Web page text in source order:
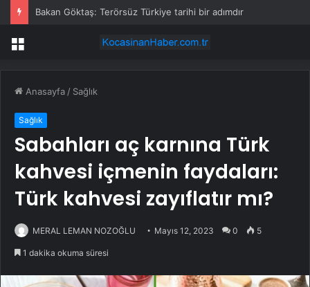
Bakan Göktaş: Terörsüz Türkiye tarihi bir adımdır
Menü
Anasayfa / Sağlık
Sağlık
Sabahları aç karnına Türk
kahvesi içmenin faydaları:
Türk kahvesi zayıflatır mı?
MERAL LEMAN NOZOĞLU Mayıs 12, 2023 0 5
1 dakika okuma süresi